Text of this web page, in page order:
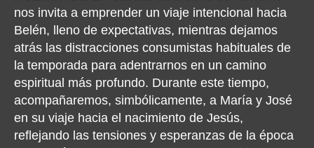
nos invita a emprender un viaje intencional hacia
Belén, lleno de expectativas, mientras dejamos
atrás las distracciones consumistas habituales de
la temporada para adentrarnos en un camino
espiritual más profundo. Durante este tiempo,
acompañaremos, simbólicamente, a María y José
en su viaje hacia el nacimiento de Jesús,
reflejando las tensiones y esperanzas de la época